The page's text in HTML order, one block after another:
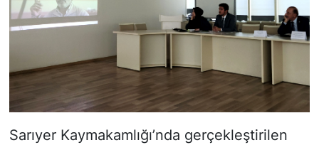
Sarıyer Kaymakamlığı’nda gerçekleştirilen
VİDEO GALERİ
YAŞAM